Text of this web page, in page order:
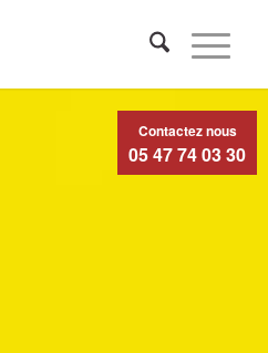
Contactez nous
05 47 74 03 30